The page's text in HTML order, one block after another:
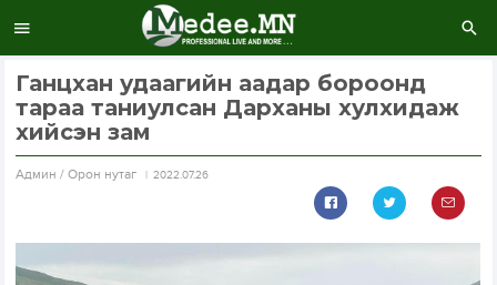
Ганцхан удаагийн аадар бороонд
тараа таниулсан Дарханы хулхидаж
хийсэн зам
Aдмин / Орон нутаг 2022.07.26